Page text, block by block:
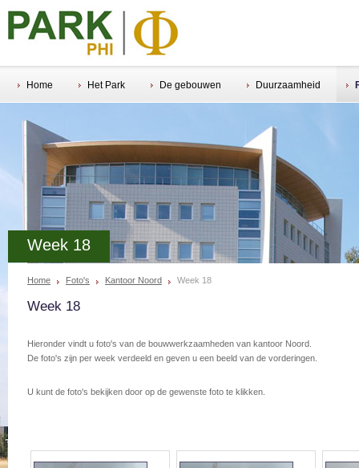
Home Het Park De gebouwen Duurzaamheid
Week 18
Home Foto's Kantoor Noord Week 18
Week 18
Hieronder vindt u foto's van de bouwwerkzaamheden van kantoor Noord.
De foto's zijn per week verdeeld en geven u een beeld van de vorderingen.
U kunt de foto's bekijken door op de gewenste foto te klikken.